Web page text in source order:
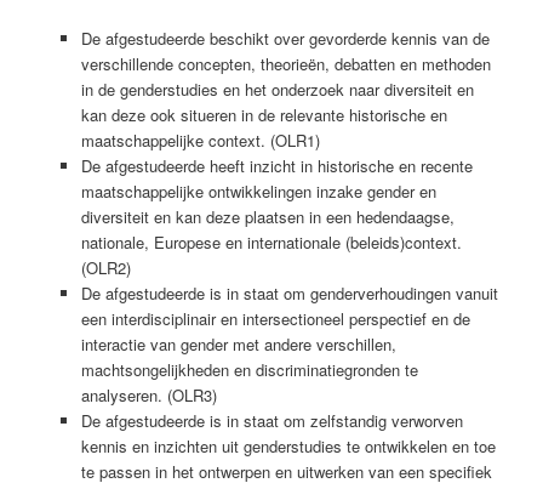
De afgestudeerde beschikt over gevorderde kennis van de
verschillende concepten, theorieën, debatten en methoden
in de genderstudies en het onderzoek naar diversiteit en
kan deze ook situeren in de relevante historische en
maatschappelijke context. (OLR1)
De afgestudeerde heeft inzicht in historische en recente
maatschappelijke ontwikkelingen inzake gender en
diversiteit en kan deze plaatsen in een hedendaagse,
nationale, Europese en internationale (beleids)context.
(OLR2)
De afgestudeerde is in staat om genderverhoudingen vanuit
een interdisciplinair en intersectioneel perspectief en de
interactie van gender met andere verschillen,
machtsongelijkheden en discriminatiegronden te
analyseren. (OLR3)
De afgestudeerde is in staat om zelfstandig verworven
kennis en inzichten uit genderstudies te ontwikkelen en toe
te passen in het ontwerpen en uitwerken van een specifiek